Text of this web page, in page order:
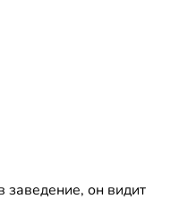
заведение, он видит